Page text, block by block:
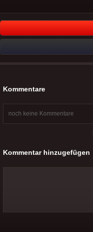
Kommentare
noch keine Kommentare
Kommentar hinzugefügen